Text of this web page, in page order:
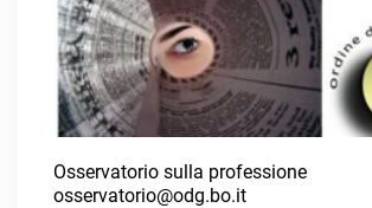
Osservatorio sulla professione
osservatorio@odg.bo.it